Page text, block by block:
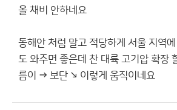
올 채비 안하네요
동해안 처럼 말고 적당하게 서울 지역
도 와주면 좋은데 찬 대륙 고기압 확장
름이 → 보단 ↘ 이렇게 움직이네요